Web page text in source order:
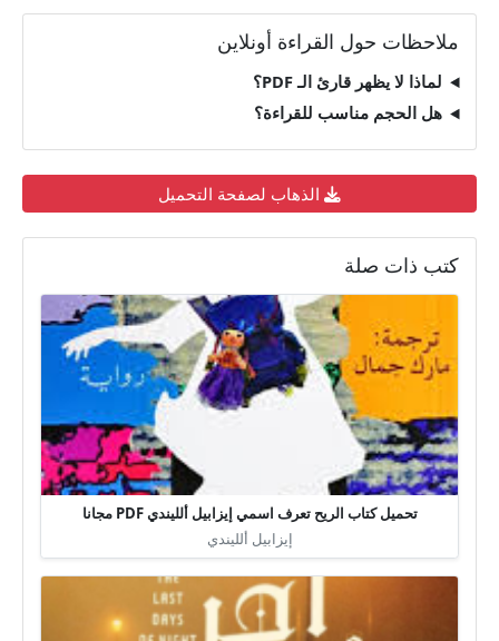
ملاحظات حول القراءة أونلاين
لماذا لا يظهر قارئ الـ PDF؟
هل الحجم مناسب للقراءة؟
الذهاب لصفحة التحميل
كتب ذات صلة
تحميل كتاب الريح تعرف اسمي إيزابيل ألليندي PDF مجانا
إيزابيل ألليندي